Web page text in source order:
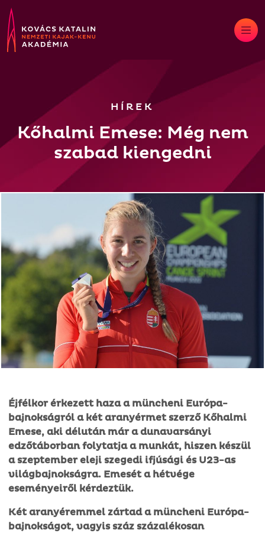
Skip
to
content
HÍREK
Kőhalmi Emese: Még nem
szabad kiengedni
Éjfélkor érkezett haza a müncheni Európa-
bajnokságról a két aranyérmet szerző Kőhalmi
Emese, aki délután már a dunavarsányi
edzőtáborban folytatja a munkát, hiszen készül
a szeptember eleji szegedi ifjúsági és U23-as
világbajnokságra. Emesét a hétvége
eseményeiről kérdeztük.
Két aranyéremmel zártad a müncheni Európa-
bajnokságot, vagyis száz százalékosan